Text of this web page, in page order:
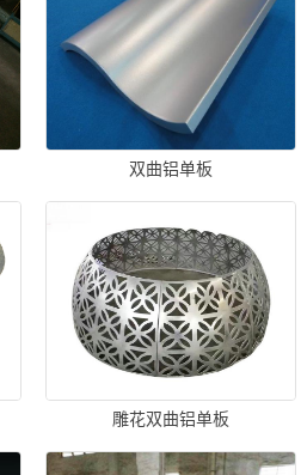
双曲铝单板
雕花双曲铝单板